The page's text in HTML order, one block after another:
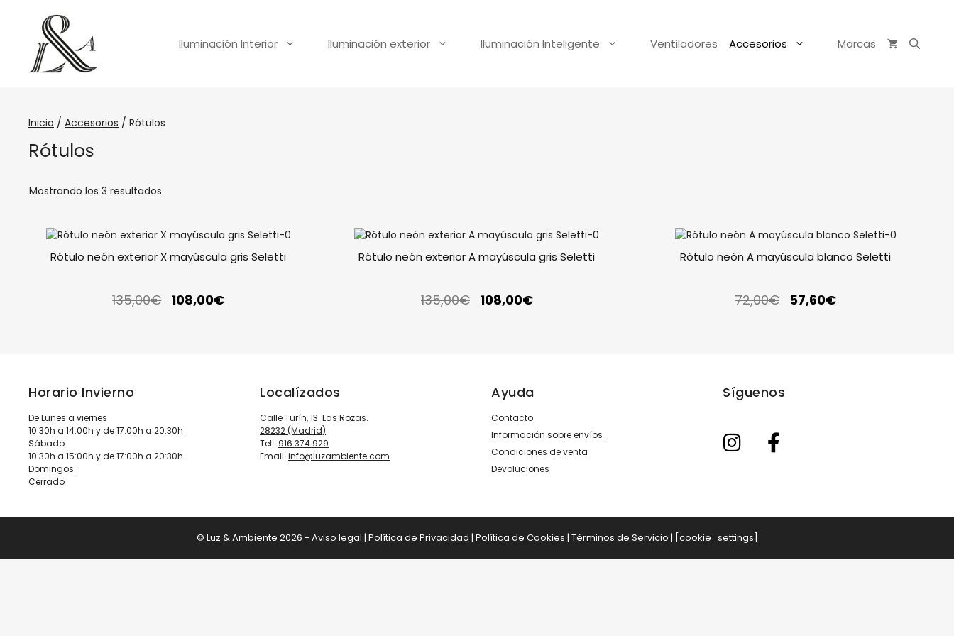
Iluminación Interior Iluminación exterior Iluminación Inteligente Ventiladores Accesorios Marcas
Inicio / Accesorios / Rótulos
Rótulos
Mostrando los 3 resultados
Rótulo neón exterior X mayúscula gris Seletti
135,00€ 108,00€
Rótulo neón exterior A mayúscula gris Seletti
135,00€ 108,00€
Rótulo neón A mayúscula blanco Seletti
72,00€ 57,60€
Horario Invierno
De Lunes a viernes
10:30h a 14:00h y de 17:00h a 20:30h
Sábado:
10:30h a 15:00h y de 17:00h a 20:30h
Domingos:
Cerrado
Localízados
Calle Turín, 13. Las Rozas.
28232 (Madrid)
Tel.: 916 374 929
Email: info@luzambiente.com
Ayuda
Contacto
Información sobre envíos
Condiciones de venta
Devoluciones
Síguenos
© Luz & Ambiente 2026 - Aviso legal | Política de Privacidad | Política de Cookies | Términos de Servicio | [cookie_settings]